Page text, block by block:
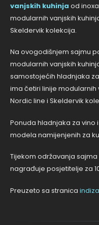
vanjskih kuhinja od
modularnih vanjskih
Skeldervik kolekcija.
Na ovogodišnjem sajmu
modularnih vanjskih
samostojećih hladnjaka
ima četiri linije modularnih
Nordic line i Skeldervik
Ponuda hladnjaka za vino
modela namijenjenih za
Tijekom održavanja
nagrađuje posjetitelje za
Preuzeto sa stranica